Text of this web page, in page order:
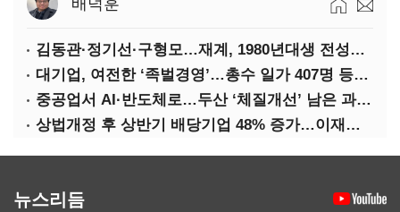
배덕훈
김동관·정기선·구형모…재계, 1980년대생 전성시대
대기업, 여전한 ‘족벌경영’…총수 일가 407명 등기임원
중공업서 AI·반도체로…두산 ‘체질개선’ 남은 과제는
상법개정 후 상반기 배당기업 48% 증가…이재용 배당액 728억 1위
뉴스리듬